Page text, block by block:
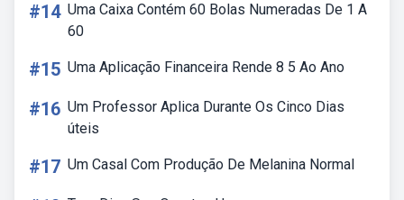
#14 Uma Caixa Contém 60 Bolas Numeradas De 1 A
60
#15 Uma Aplicação Financeira Rende 8 5 Ao Ano
#16 Um Professor Aplica Durante Os Cinco Dias
úteis
#17 Um Casal Com Produção De Melanina Normal